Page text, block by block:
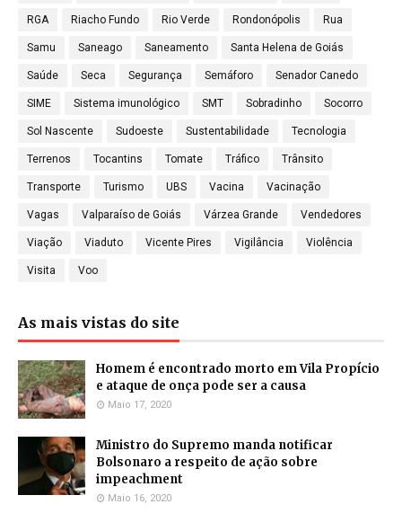
RGA Riacho Fundo Rio Verde Rondonópolis Rua
Samu Saneago Saneamento Santa Helena de Goiás
Saúde Seca Segurança Semáforo Senador Canedo
SIME Sistema imunológico SMT Sobradinho Socorro
Sol Nascente Sudoeste Sustentabilidade Tecnologia
Terrenos Tocantins Tomate Tráfico Trânsito
Transporte Turismo UBS Vacina Vacinação
Vagas Valparaíso de Goiás Várzea Grande Vendedores
Viação Viaduto Vicente Pires Vigilância Violência
Visita Voo
As mais vistas do site
Homem é encontrado morto em Vila Propício
e ataque de onça pode ser a causa
Maio 17, 2020
Ministro do Supremo manda notificar
Bolsonaro a respeito de ação sobre
impeachment
Maio 16, 2020